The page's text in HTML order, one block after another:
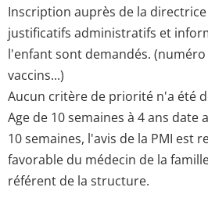
Inscription auprès de la
justificatifs administratifs et
l'enfant sont demandés. (numéro
vaccins...)
Aucun critère de priorité n'a été
Age de 10 semaines à 4 ans date
10 semaines, l'avis de la PMI est
favorable du médecin de la
référent de la structure.